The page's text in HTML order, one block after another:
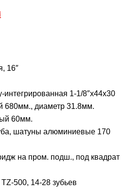
16″
интегрированная 1-1/8″х44х30
680мм., диаметр 31.8мм.
60мм.
шатуны алюминиевые 170
на пром. подш., под квадрат
500, 14-28 зубьев